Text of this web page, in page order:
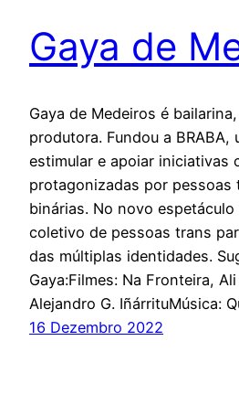
Gaya de
Gaya de Medeiros é
produtora. Fundou a BRABA,
estimular e apoiar iniciativas
protagonizadas por pessoas
binárias. No novo
coletivo de pessoas trans
das múltiplas identidades.
Gaya:Filmes: Na Fronteira,
Alejandro G. IñárrituMúsica:
16 Dezembro 2022